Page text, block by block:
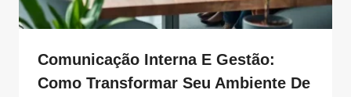
Comunicação Interna E Gestão:
Como Transformar Seu Ambiente De